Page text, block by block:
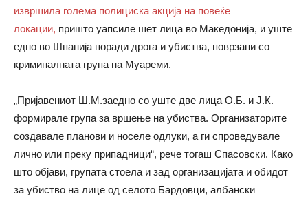
извршила голема полициска акција на повеќе
локации, пришто уапсиле шет лица во Македoнија, и уште
едно во Шпанија поради дрога и убиства, поврзани со
криминалната група на Муареми.
„Пријавениот Ш.М.заедно со уште две лица О.Б. и Ј.К.
формирале група за вршење на убиства. Организаторите
создавале планови и носеле одлуки, а ги спроведувале
лично или преку припадници“, рече тогаш Спасовски. Како
што објави, групата стоела и зад организацијата и обидот
за убиство на лице од селото Бардовци, албански